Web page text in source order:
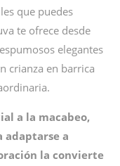
que puedes
te ofrece desde
elegantes
crianza en barrica
a la macabeo,
adaptarse a
la convierte